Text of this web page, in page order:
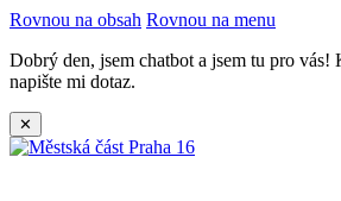
Rovnou na obsah Rovnou na menu
Dobrý den, jsem chatbot a jsem tu pro vás!
napište mi dotaz.
✕